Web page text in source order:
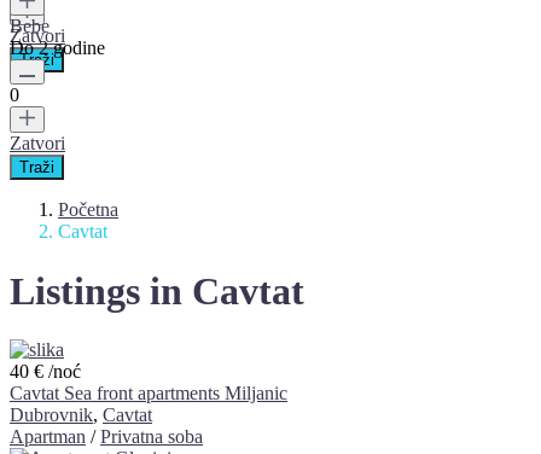
Zatvori
Bebe
Do 2 godine
0
Zatvori
Početna
Cavtat
Listings in Cavtat
40 € /noć
Cavtat Sea front apartments Miljanic
Dubrovnik, Cavtat
Apartman /Privatna soba